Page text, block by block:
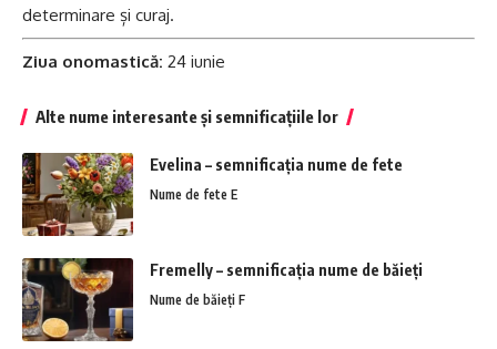
determinare și curaj.
Ziua onomastică: 24 iunie
Alte nume interesante și semnificațiile lor
Evelina – semnificația nume de fete
Nume de fete E
Fremelly – semnificația nume de băieți
Nume de băieți F